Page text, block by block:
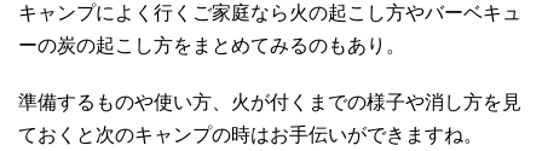
キャンプによく行くご家庭なら火の起こし方やバーベキュ
ーの炭の起こし方をまとめてみるのもあり。
準備するものや使い方、火が付くまでの様子や消し方を見
ておくと次のキャンプの時はお手伝いができますね。